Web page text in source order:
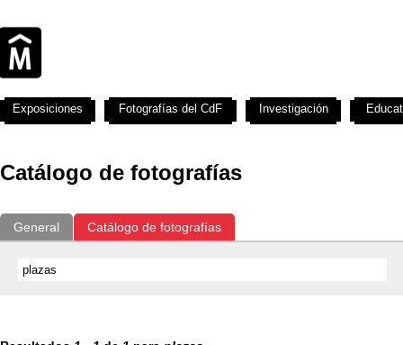
Catálogo de fotografías
General Catálogo de fotografías
Exposiciones Fotografías del CdF Investigación